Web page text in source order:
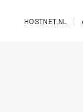
HOSTNET.NL